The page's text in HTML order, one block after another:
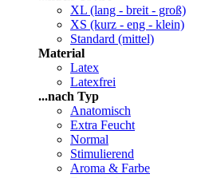
XL (lang - breit - groß)
XS (kurz - eng - klein)
Standard (mittel)
Material
Latex
Latexfrei
...nach Typ
Anatomisch
Extra Feucht
Normal
Stimulierend
Aroma & Farbe